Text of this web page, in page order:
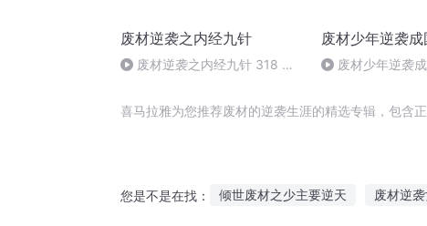
废材逆袭之内经九针
废材逆袭之内经九针 318 终
废材少年逆袭
废材少年逆袭
喜马拉雅为您推荐废材的逆袭生涯的精选专辑，包含
您是不是在找： 倾世废材之少主要逆天 废材逆